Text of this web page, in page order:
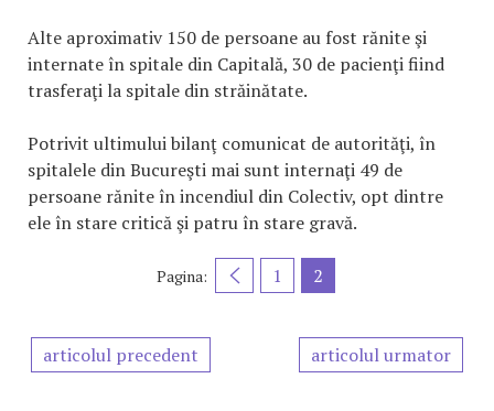
Alte aproximativ 150 de persoane au fost rănite şi
internate în spitale din Capitală, 30 de pacienţi fiind
trasferaţi la spitale din străinătate.
Potrivit ultimului bilanţ comunicat de autorităţi, în
spitalele din Bucureşti mai sunt internaţi 49 de
persoane rănite în incendiul din Colectiv, opt dintre
ele în stare critică şi patru în stare gravă.
Pagina: 1 2
articolul precedent articolul urmator